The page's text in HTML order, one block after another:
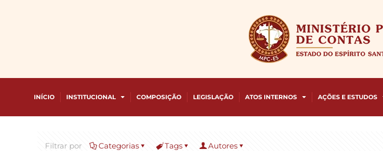
INÍCIO INSTITUCIONAL COMPOSIÇÃO LEGISLAÇÃO ATOS INTERNOS AÇÕES E ESTUDOS
Filtrar por Categorias Tags Autores